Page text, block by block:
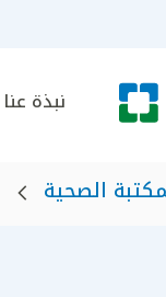
نبذة عنا
الصحية